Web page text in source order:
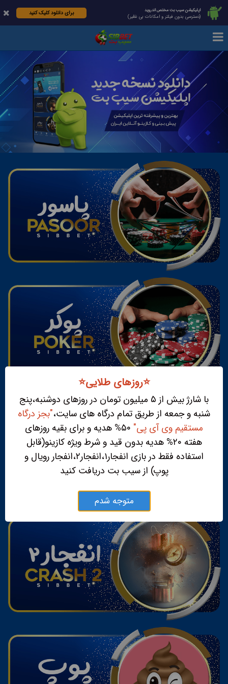
اپلیکیشن سیب بت مختص اندروید
(دسترسی بدون فیلتر و امکانات بی نظیر)
برای دانلود کلیک کنید
⭐️روزهای طلایی⭐️
با شارژ بیش از ۵ میلیون تومان در روزهای دوشنبه،پنج
شنبه و جمعه از طریق تمام درگاه های سایت،"بجز درگاه
مستقیم وی آی پی"
۵۰% هدیه و برای بقیه روزهای
هفته ۲۰% هدیه بدون قید و شرط ویژه کازینو(قابل
استفاده فقط در بازی انفجار۱،انفجار۲،انفجار رویال و
پوپ) از سیب بت دریافت کنید
متوجه شدم